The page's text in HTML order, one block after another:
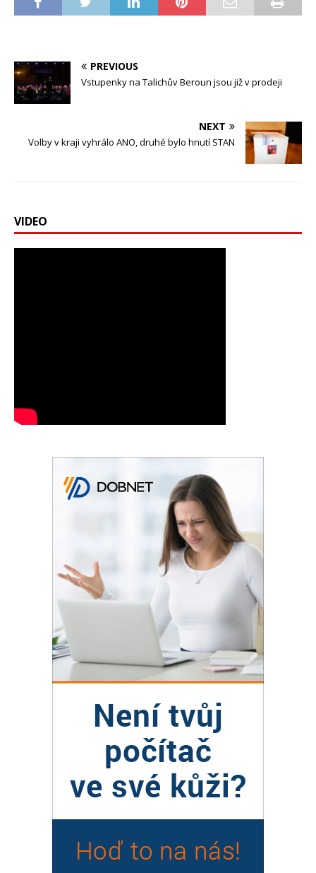
PREVIOUS
Vstupenky na Talichův Beroun jsou již v prodeji
NEXT
Volby v kraji vyhrálo ANO, druhé bylo hnutí STAN
VIDEO